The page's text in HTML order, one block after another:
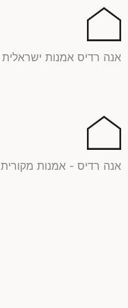
דילוג
אנה רדיס אמנות ישראלית
אנה רדיס - אמנות מקורית